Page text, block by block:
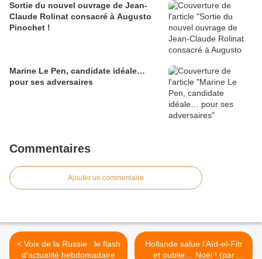
Sortie du nouvel ouvrage de Jean-
Claude Rolinat consacré à Augusto
Pinochet !
Marine Le Pen, candidate idéale…
pour ses adversaires
Commentaires
Ajouter un commentaire
< Voix de la Russie : le flash
d'actualité hebdomadaire
Hollande salue l’Aïd-el-Fitr
et oublie… Noël ! (par